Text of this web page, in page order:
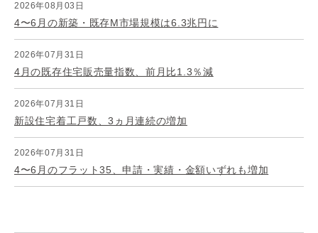
2026年08月03日
4〜6月の新築・既存M市場規模は6.3兆円に
2026年07月31日
4月の既存住宅販売量指数、前月比1.3％減
2026年07月31日
新設住宅着工戸数、3ヵ月連続の増加
2026年07月31日
4〜6月のフラット35、申請・実績・金額いずれも増加